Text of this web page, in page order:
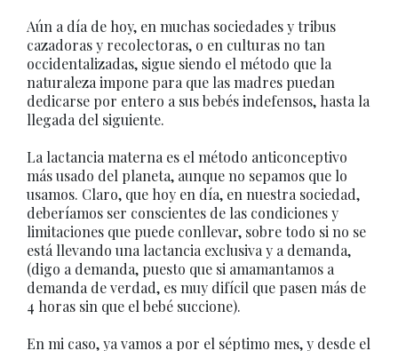
Aún a día de hoy, en muchas sociedades y tribus
cazadoras y recolectoras, o en culturas no tan
occidentalizadas, sigue siendo el método que la
naturaleza impone para que las madres puedan
dedicarse por entero a sus bebés indefensos, hasta la
llegada del siguiente.
La lactancia materna es el método anticonceptivo
más usado del planeta, aunque no sepamos que lo
usamos. Claro, que hoy en día, en nuestra sociedad,
deberíamos ser conscientes de las condiciones y
limitaciones que puede conllevar, sobre todo si no se
está llevando una lactancia exclusiva y a demanda,
(digo a demanda, puesto que si amamantamos a
demanda de verdad, es muy difícil que pasen más de
4 horas sin que el bebé succione).
En mi caso, ya vamos a por el séptimo mes, y desde el